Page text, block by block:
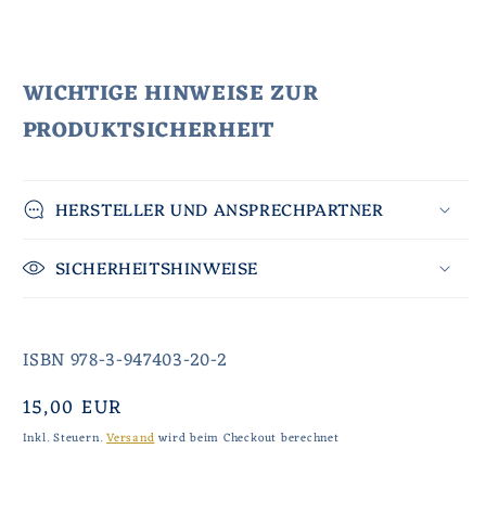
WICHTIGE HINWEISE ZUR
PRODUKTSICHERHEIT
HERSTELLER UND ANSPRECHPARTNER
SICHERHEITSHINWEISE
ISBN 978-3-947403-20-2
Normaler
Preis
15,00 EUR
Inkl. Steuern.Versandwird beim Checkout berechnet